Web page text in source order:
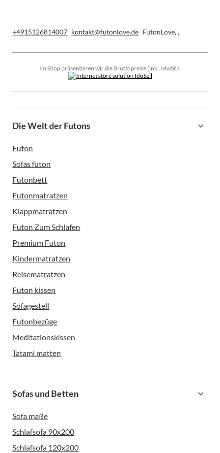
+4915126814007 kontakt@futonlove.de FutonLove,,
Im Shop präsentieren wir die Bruttopreise (inkl. MwSt.).
Die Welt der Futons
Futon
Sofas futon
Futonbett
Futonmatratzen
Klappmatratzen
Futon Zum Schlafen
Premium Futon
Kindermatratzen
Reisematratzen
Futon kissen
Sofagestell
Futonbezüge
Meditationskissen
Tatami matten
Sofas und Betten
Sofa maße
Schlafsofa 90x200
Schlafsofa 120x200